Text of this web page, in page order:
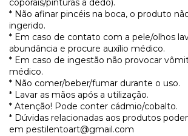
coporais/pinturas a dedo).
* Não afinar pincéis na boca, o produto
ingerido.
* Em caso de contato com a pele/olhos
abundância e procure auxílio médico.
* Em caso de ingestão não provocar
médico.
* Não comer/beber/fumar durante o uso.
* Lavar as mãos após a utilização.
* Atenção! Pode conter cádmio/cobalto.
* Dúvidas relacionadas aos produtos
em pestilentoart@gmail.com